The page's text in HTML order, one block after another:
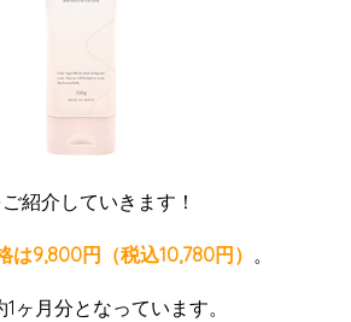
紹介していきます！
は9,800円（税込10,780円） 。
ヶ月分となっています。